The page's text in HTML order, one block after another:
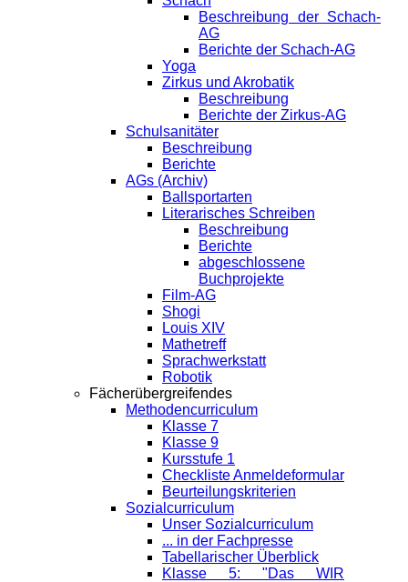
Beschreibung der Schach-
AG
Berichte der Schach-AG
Yoga
Zirkus und Akrobatik
Beschreibung
Berichte der Zirkus-AG
Schulsanitäter
Beschreibung
Berichte
AGs (Archiv)
Ballsportarten
Literarisches Schreiben
Beschreibung
Berichte
abgeschlossene
Buchprojekte
Film-AG
Shogi
Louis XIV
Mathetreff
Sprachwerkstatt
Robotik
Fächerübergreifendes
Methodencurriculum
Klasse 7
Klasse 9
Kursstufe 1
Checkliste Anmeldeformular
Beurteilungskriterien
Sozialcurriculum
Unser Sozialcurriculum
... in der Fachpresse
Tabellarischer Überblick
Klasse 5: "Das WIR